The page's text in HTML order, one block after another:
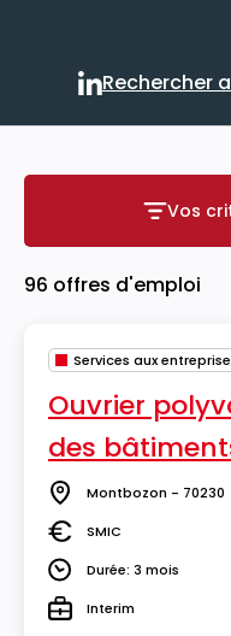
Rechercher
Vos
96 offres d'emploi
Services aux
Ouvrier
des
Lieu Montbozon - 70230
Salaire
SMIC
DuréeDurée: 3 mois
TypeInterim